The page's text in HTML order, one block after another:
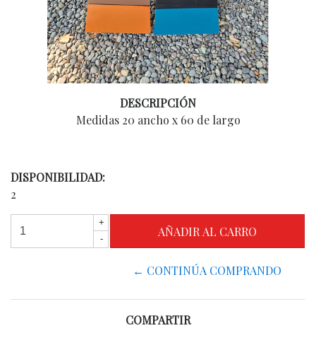
DESCRIPCIÓN
Medidas 20 ancho x 60 de largo
DISPONIBILIDAD:
2
+
-
← CONTINÚA COMPRANDO
COMPARTIR